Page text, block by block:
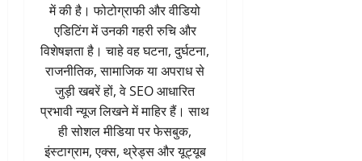
में की है। फोटोग्राफी और वीडियो
एडिटिंग में उनकी गहरी रुचि और
विशेषज्ञता है। चाहे वह घटना, दुर्घटना,
राजनीतिक, सामाजिक या अपराध से
जुड़ी खबरें हों, वे SEO आधारित
प्रभावी न्यूज लिखने में माहिर हैं। साथ
ही सोशल मीडिया पर फेसबुक,
इंस्टाग्राम, एक्स, थ्रेड्स और यूट्यूब